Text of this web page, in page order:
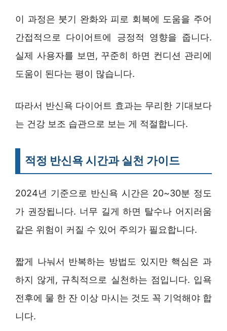
이 과정은 붓기 완화와 피로 회복에 도움을 주어
간접적으로 다이어트에 긍정적 영향을 줍니다.
실제 사용자를 보면, 꾸준히 하면 컨디션 관리에
도움이 된다는 평이 많습니다.
따라서 반신욕 다이어트 효과는 무리한 기대보다
는 건강 보조 습관으로 보는 게 적절합니다.
적정 반신욕 시간과 실천 가이드
2024년 기준으로 반신욕 시간은 20~30분 정도
가 권장됩니다. 너무 길게 하면 탈수나 어지러움
같은 위험이 커질 수 있어 주의가 필요합니다.
짧게 나눠서 반복하는 방법도 있지만 핵심은 과
하지 않게, 규칙적으로 실천하는 점입니다. 입욕
전후에 물 한 잔 이상 마시는 것도 꼭 기억해야 합
니다.